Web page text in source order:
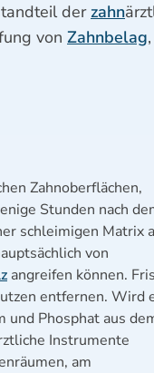
der zahn
von Zahnbelag
Zahnoberflächen,
Stunden nach
schleimigen Matrix
von
angreifen können.
entfernen. Wird
Phosphat aus
Instrumente
am